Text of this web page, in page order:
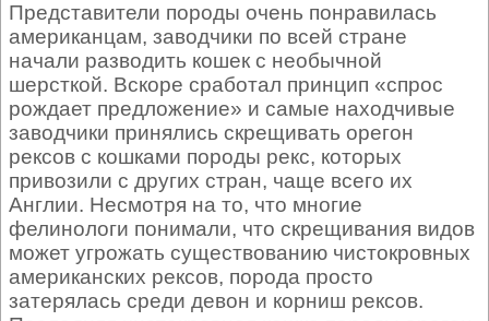
Представители породы очень понравилась
американцам, заводчики по всей стране
начали разводить кошек с необычной
шерсткой. Вскоре сработал принцип «спрос
рождает предложение» и самые находчивые
заводчики принялись скрещивать орегон
рексов с кошками породы рекс, которых
привозили с других стран, чаще всего их
Англии. Несмотря на то, что многие
фелинологи понимали, что скрещивания видов
может угрожать существованию чистокровных
американских рексов, порода просто
затерялась среди девон и корниш рексов.